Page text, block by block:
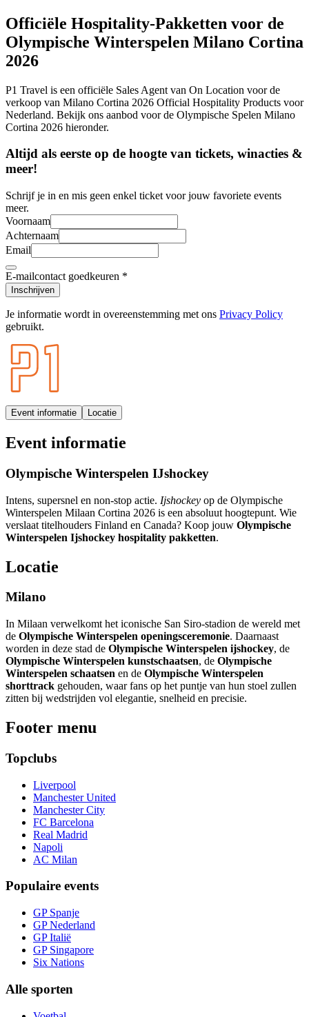
Officiële Hospitality-Pakketten voor de
Olympische Winterspelen Milano Cortina
2026
P1 Travel is een officiële Sales Agent van On Location voor de
verkoop van Milano Cortina 2026 Official Hospitality Products voor
Nederland. Bekijk ons aanbod voor de Olympische Spelen Milano
Cortina 2026 hieronder.
Altijd als eerste op de hoogte van tickets, winacties &
meer!
Schrijf je in en mis geen enkel ticket voor jouw favoriete events
meer.
Voornaam
Achternaam
Email
E-mailcontact goedkeuren *
Inschrijven
Je informatie wordt in overeenstemming met ons Privacy Policy
gebruikt.
Event informatie Locatie
Event informatie
Olympische Winterspelen IJshockey
Intens, supersnel en non-stop actie. Ijshockey op de Olympische
Winterspelen Milaan Cortina 2026 is een absoluut hoogtepunt. Wie
verslaat titelhouders Finland en Canada? Koop jouw Olympische
Winterspelen Ijshockey hospitality pakketten.
Locatie
Milano
In Milaan verwelkomt het iconische San Siro-stadion de wereld met
de Olympische Winterspelen openingsceremonie. Daarnaast
worden in deze stad de Olympische Winterspelen ijshockey, de
Olympische Winterspelen kunstschaatsen, de Olympische
Winterspelen schaatsen en de Olympische Winterspelen
shorttrack gehouden, waar fans op het puntje van hun stoel zullen
zitten bij wedstrijden vol elegantie, snelheid en precisie.
Footer menu
Topclubs
Liverpool
Manchester United
Manchester City
FC Barcelona
Real Madrid
Napoli
AC Milan
Populaire events
GP Spanje
GP Nederland
GP Italië
GP Singapore
Six Nations
Alle sporten